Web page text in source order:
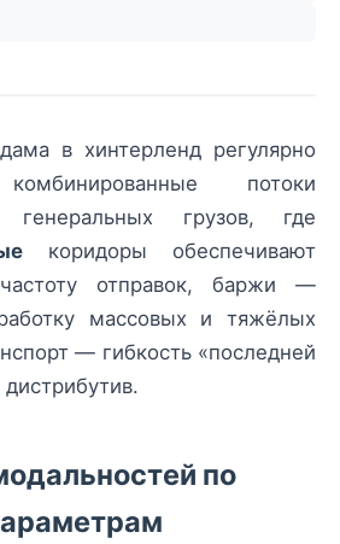
в хинтерленд регулярно
потоки
генеральных грузов, где
коридоры обеспечивают
отправок, баржи —
массовых и тяжёлых
— гибкость «последней
по